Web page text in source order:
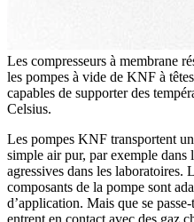
Les compresseurs à membrane
les pompes à vide de KNF à
capables de supporter des
Celsius.
Les pompes KNF transportent
simple air pur, par exemple dans
agressives dans les laboratoires.
composants de la pompe sont
d’application. Mais que se
entrent en contact avec des gaz